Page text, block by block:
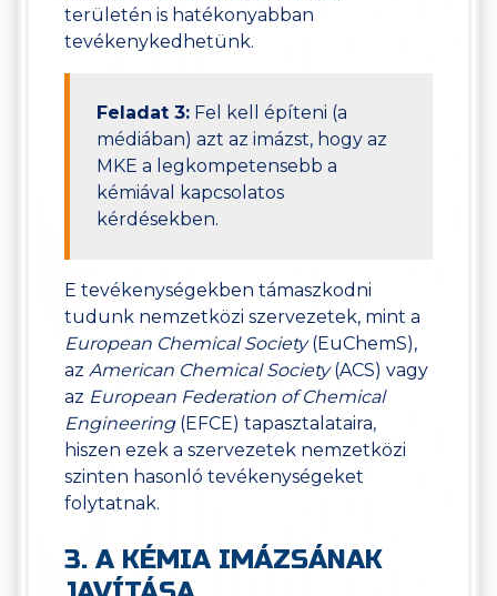
területén is hatékonyabban
tevékenykedhetünk.
Feladat 3: Fel kell építeni (a
médiában) azt az imázst, hogy az
MKE a legkompetensebb a
kémiával kapcsolatos
kérdésekben.
E tevékenységekben támaszkodni
tudunk nemzetközi szervezetek, mint a
European Chemical Society(EuChemS),
az American Chemical Society(ACS) vagy
az European Federation of Chemical
Engineering(EFCE) tapasztalataira,
hiszen ezek a szervezetek nemzetközi
szinten hasonló tevékenységeket
folytatnak.
3. A KÉMIA IMÁZSÁNAK